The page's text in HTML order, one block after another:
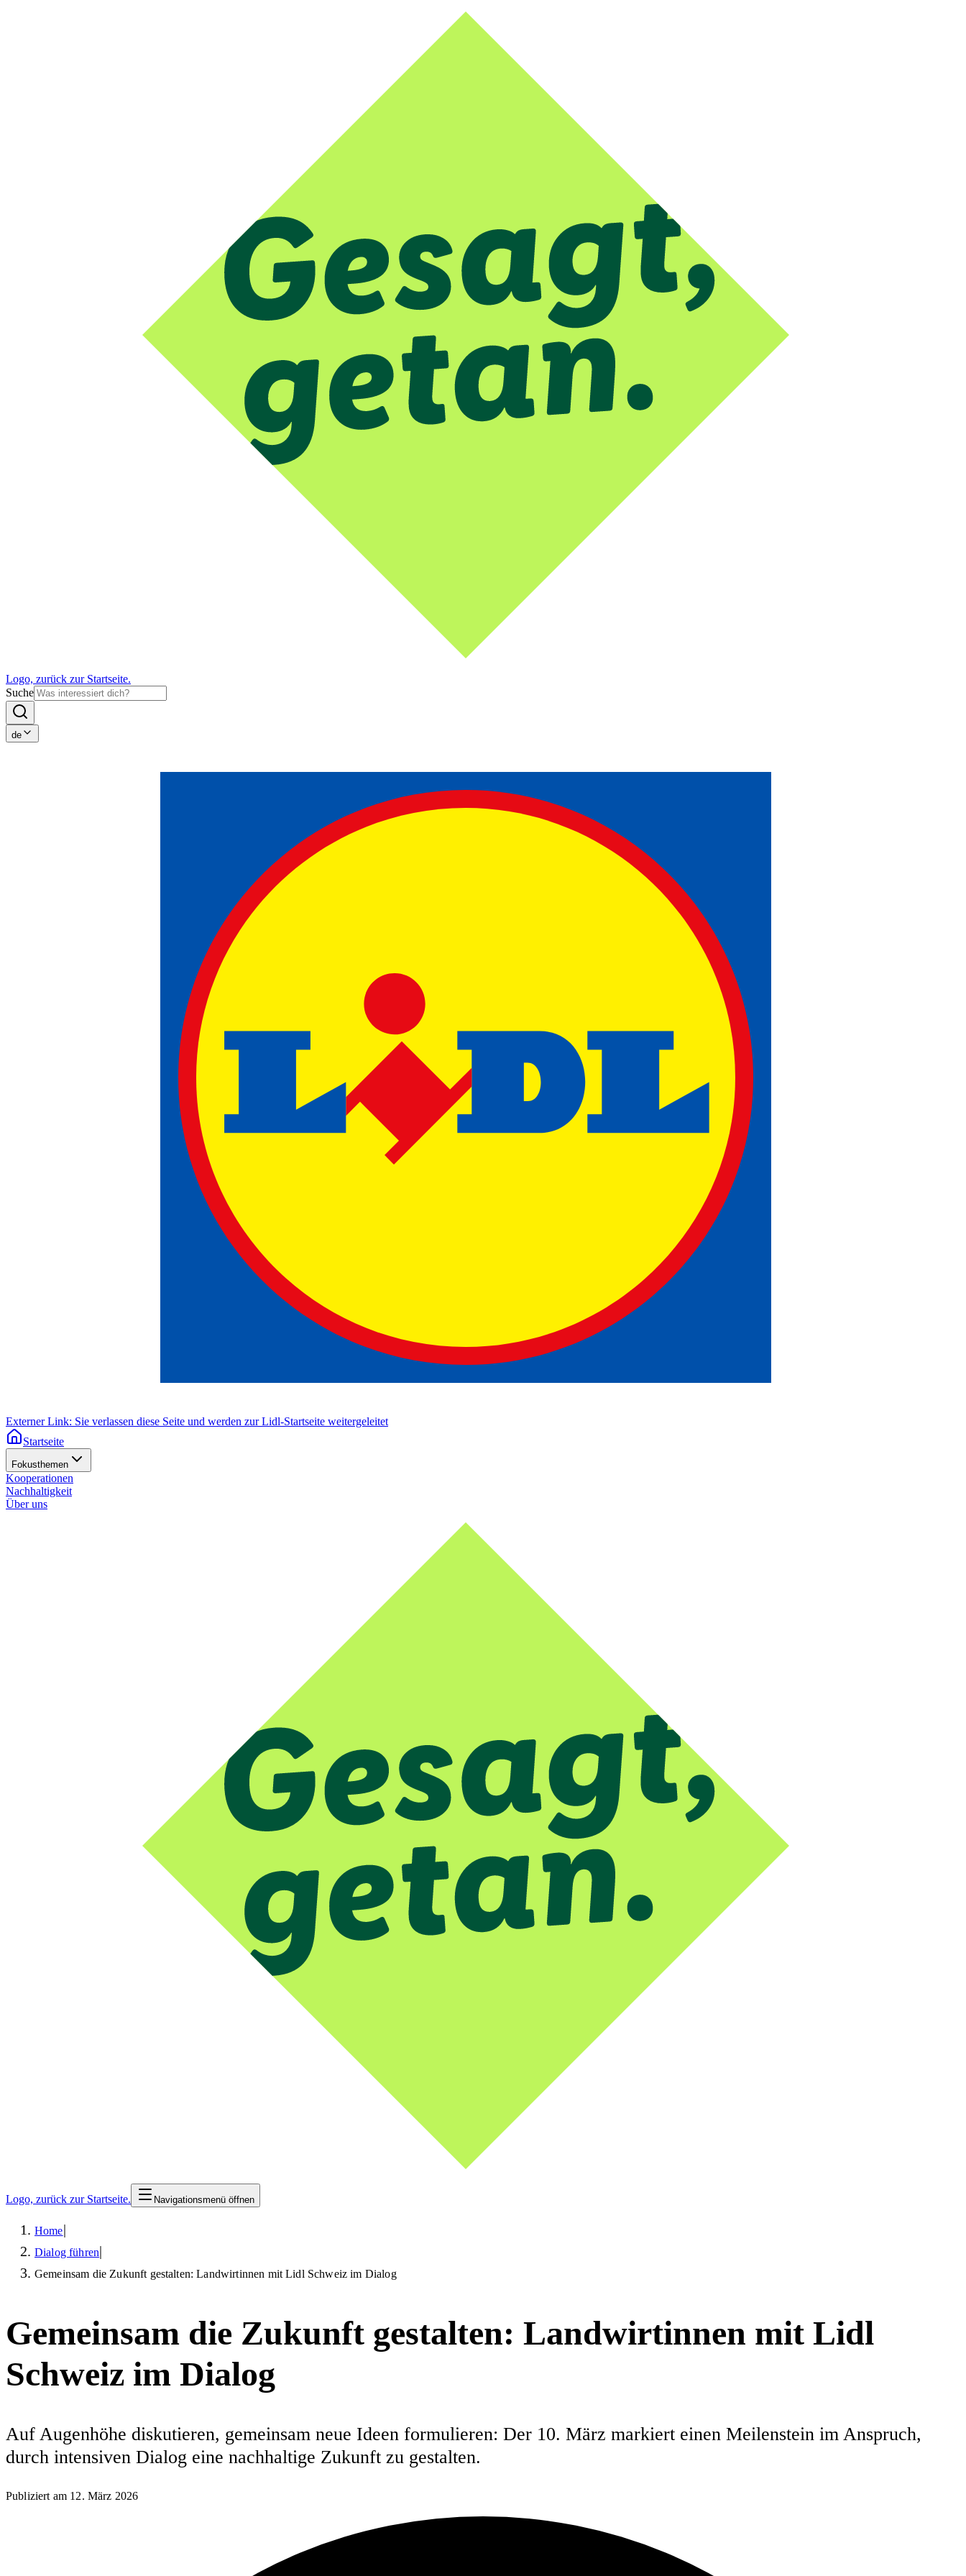
Logo, zurück zur Startseite.
Suche
de
Externer Link: Sie verlassen diese Seite und werden zur Lidl-Startseite weitergeleitet
Startseite
Fokusthemen
Kooperationen
Nachhaltigkeit
Über uns
Logo, zurück zur Startseite. Navigationsmenü öffnen
Home|
Dialog führen|
Gemeinsam die Zukunft gestalten: Landwirtinnen mit Lidl Schweiz im Dialog
Gemeinsam die Zukunft gestalten: Landwirtinnen mit Lidl
Schweiz im Dialog
Auf Augenhöhe diskutieren, gemeinsam neue Ideen formulieren: Der 10. März markiert einen Meilenstein im Anspruch,
durch intensiven Dialog eine nachhaltige Zukunft zu gestalten.
Publiziert am 12. März 2026